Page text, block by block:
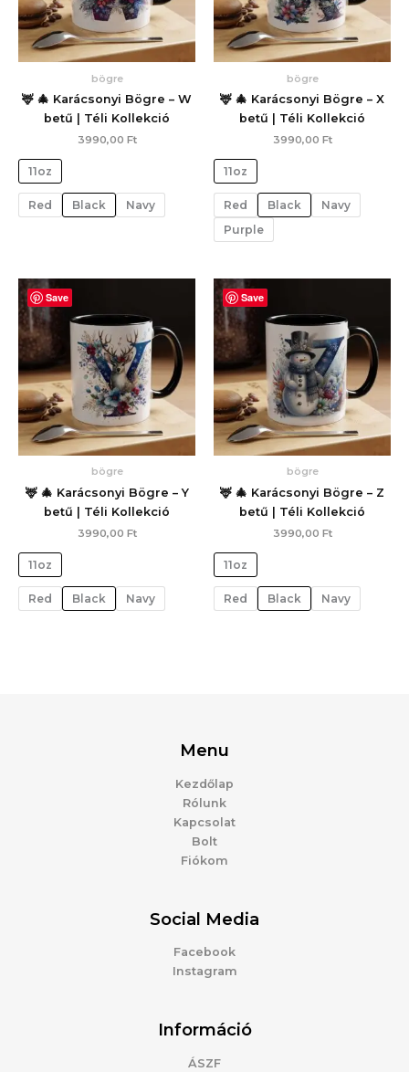
bögre
🦌 🎄 Karácsonyi Bögre – W
betű | Téli Kollekció
3990,00 Ft
11oz
Red Black Navy
bögre
🦌 🎄 Karácsonyi Bögre – X
betű | Téli Kollekció
3990,00 Ft
11oz
Red Black
Navy
Purple
Save
bögre
🦌 🎄 Karácsonyi Bögre – Y
betű | Téli Kollekció
3990,00 Ft
11oz
Red Black Navy
Save
bögre
🦌 🎄 Karácsonyi Bögre – Z
betű | Téli Kollekció
3990,00 Ft
11oz
Red Black Navy
Menu
Kezdőlap
Rólunk
Kapcsolat
Bolt
Fiókom
Social Media
Facebook
Instagram
Információ
ÁSZF